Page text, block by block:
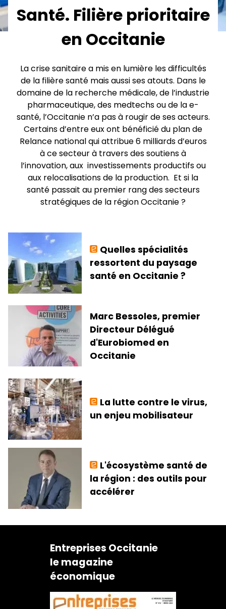
Santé. Filière prioritaire
en Occitanie
La crise sanitaire a mis en lumière les difficultés
de la filière santé mais aussi ses atouts. Dans le
domaine de la recherche médicale, de l’industrie
pharmaceutique, des medtechs ou de la e-
santé, l’Occitanie n’a pas à rougir de ses acteurs.
Certains d’entre eux ont bénéficié du plan de
Relance national qui attribue 6 milliards d’euros
à ce secteur à travers des soutiens à
l’innovation, aux investissements productifs ou
aux relocalisations de la production. Et si la
santé passait au premier rang des secteurs
stratégiques de la région Occitanie ?
Quelles spécialités
ressortent du paysage
santé en Occitanie ?
Marc Bessoles, premier
Directeur Délégué
d'Eurobiomed en
Occitanie
La lutte contre le virus,
un enjeu mobilisateur
L'écosystème santé de
la région : des outils pour
accélérer
Entreprises Occitanie
le magazine
économique